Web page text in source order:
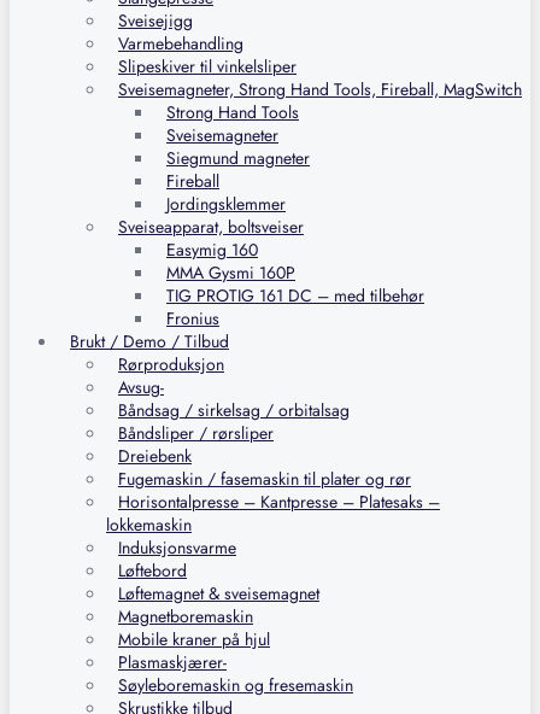
Sveisejigg
Varmebehandling
Slipeskiver til vinkelsliper
Sveisemagneter, Strong Hand Tools, Fireball, MagSwitch
Strong Hand Tools
Sveisemagneter
Siegmund magneter
Fireball
Jordingsklemmer
Sveiseapparat, boltsveiser
Easymig 160
MMA Gysmi 160P
TIG PROTIG 161 DC – med tilbehør
Fronius
Brukt / Demo / Tilbud
Rørproduksjon
Avsug-
Båndsag / sirkelsag / orbitalsag
Båndsliper / rørsliper
Dreiebenk
Fugemaskin / fasemaskin til plater og rør
Horisontalpresse – Kantpresse – Platesaks –
lokkemaskin
Induksjonsvarme
Løftebord
Løftemagnet & sveisemagnet
Magnetboremaskin
Mobile kraner på hjul
Plasmaskjærer-
Søyleboremaskin og fresemaskin
Skrustikke tilbud